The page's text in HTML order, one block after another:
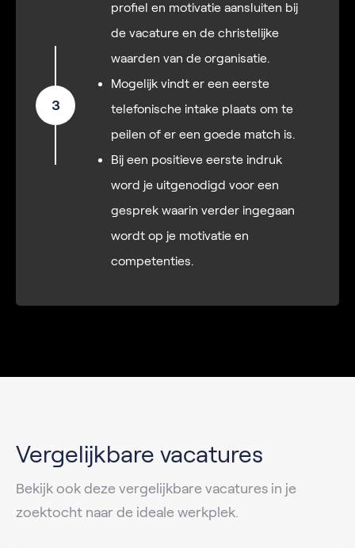
3
profiel en motivatie aansluiten bij
de vacature en de christelijke
waarden van de organisatie.
Mogelijk vindt er een eerste
telefonische intake plaats om te
peilen of er een goede match is.
Bij een positieve eerste indruk
word je uitgenodigd voor een
gesprek waarin verder ingegaan
wordt op je motivatie en
competenties.
Vergelijkbare vacatures
Bekijk ook deze vergelijkbare vacatures in je
zoektocht naar de ideale werkplek.